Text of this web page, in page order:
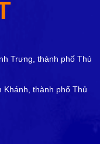
Trưng, thành phố Thủ
thành phố Thủ